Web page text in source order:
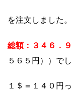
を注文しました。
総額：３４６．
５６５円））でし
１＄＝１４０円